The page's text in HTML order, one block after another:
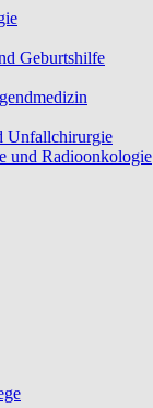
Geburtshilfe
Unfallchirurgie
und Radioonkologie